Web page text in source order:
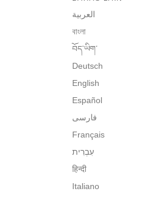
العربية
বাংলা
བོད་ཡིག་
Deutsch
English
Español
فارسی
Français
हिन्दी
Italiano